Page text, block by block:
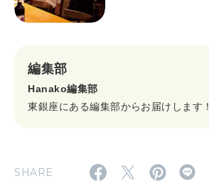
編集部
Hanako編集部
東銀座にある編集部からお届けします！
SHARE